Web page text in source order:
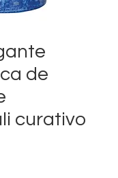
de
curativo